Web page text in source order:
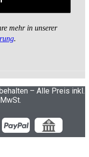
mehr in unserer
.
– Alle Preis inkl.